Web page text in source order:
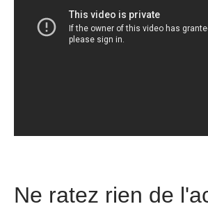
Ne ratez rien de